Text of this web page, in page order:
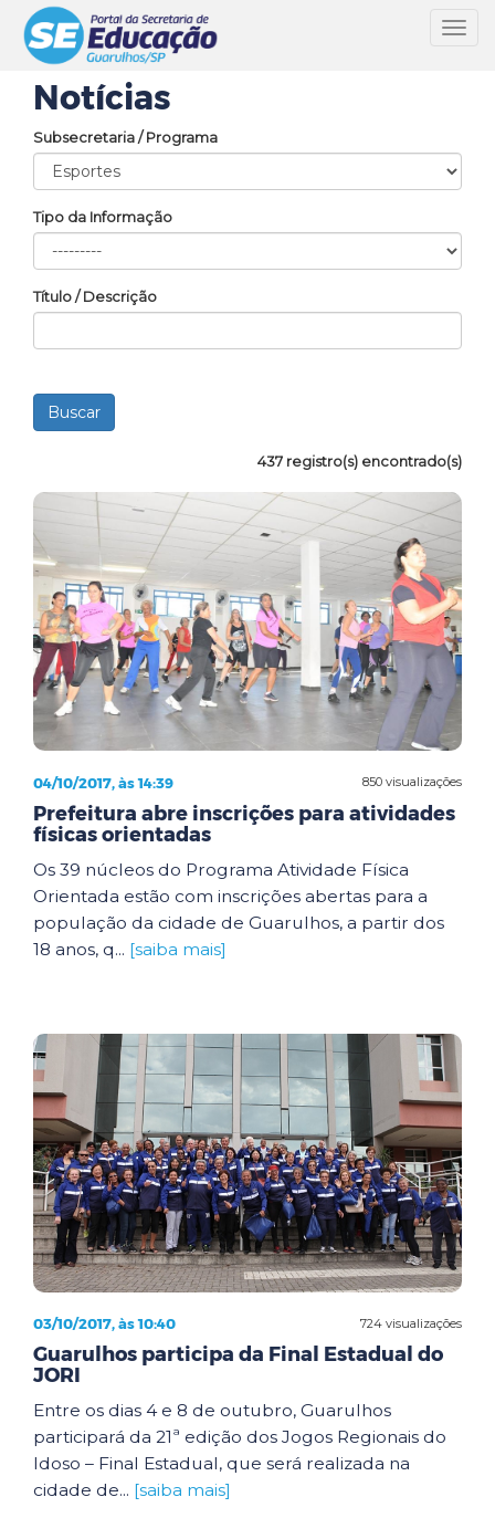
Notícias
Subsecretaria / Programa
Tipo da Informação
Título / Descrição
437 registro(s) encontrado(s)
850 visualizações
04/10/2017, às 14:39
Prefeitura abre inscrições para atividades
físicas orientadas
Os 39 núcleos do Programa Atividade Física
Orientada estão com inscrições abertas para a
população da cidade de Guarulhos, a partir dos
18 anos, q... [saiba mais]
724 visualizações
03/10/2017, às 10:40
Guarulhos participa da Final Estadual do
JORI
Entre os dias 4 e 8 de outubro, Guarulhos
participará da 21ª edição dos Jogos Regionais do
Idoso – Final Estadual, que será realizada na
cidade de... [saiba mais]